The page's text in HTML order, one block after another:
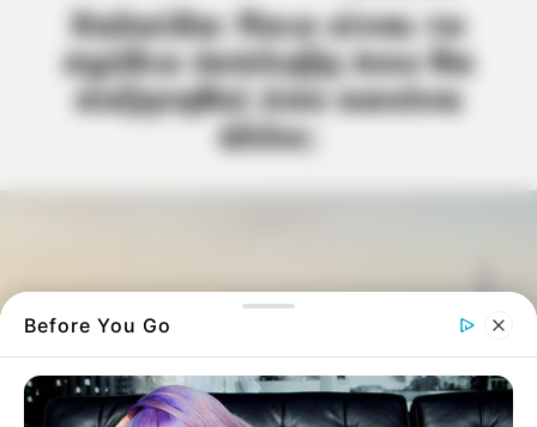
Χαλκίδα: Ποιο είναι το
σχέδιο έκπληξη που θα
συζητηθεί όσο κανένα
άλλο;
Before You Go